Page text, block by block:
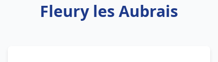
Fleury les Aubrais